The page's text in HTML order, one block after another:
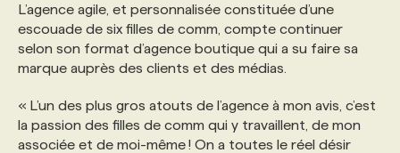
PROGRAMMES DE SUBVENTIONS
FAQ
ANNONCEZ AVEC NOUS
L’agence agile, et personnalisée constituée d’une
escouade de six filles de comm, compte continuer
selon son format d’agence boutique qui a su faire sa
marque auprès des clients et des médias.
« L’un des plus gros atouts de l’agence à mon avis, c’est
la passion des filles de comm qui y travaillent, de mon
associée et de moi-même ! On a toutes le réel désir